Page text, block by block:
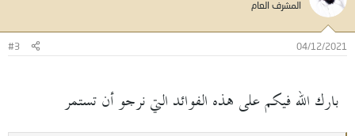
المشرف العام
04/12/2021
#3
بارك الله فيكم على هذه الفوائد التي نرجو أن تستمر